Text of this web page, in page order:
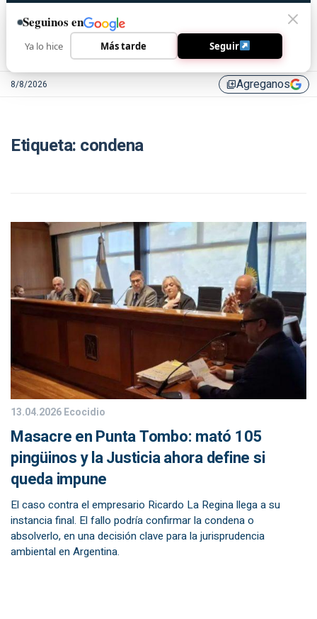
8/8/2026 library_addAgreganos
Etiqueta: condena
13.04.2026Ecocidio
Masacre en Punta Tombo: mató 105
pingüinos y la Justicia ahora define si
queda impune
El caso contra el empresario Ricardo La Regina llega a su
instancia final. El fallo podría confirmar la condena o
absolverlo, en una decisión clave para la jurisprudencia
ambiental en Argentina.
Seguinos en
Ya lo hice Más tarde Seguir